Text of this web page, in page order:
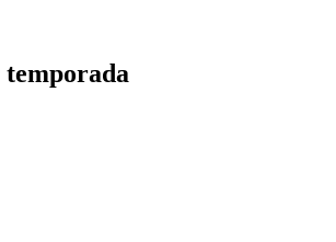
temporada